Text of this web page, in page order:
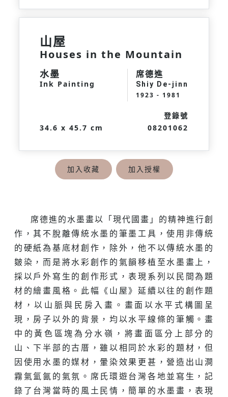
山屋
Houses in the Mountain
水墨
Ink Painting
席德進
Shiy De-jinn
1923 - 1981
34.6 x 45.7 cm
登錄號
08201062
加入收藏 加入授權
席德進的水墨畫以「現代國畫」的精神進行創
作，其不脫離傳統水墨的筆墨工具，使用非傳統
的硬紙為基底材創作，除外，他不以傳統水墨的
皴染，而是將水彩創作的氣韻移植至水墨畫上，
採以戶外寫生的創作形式，表現系列以民間為題
材的繪畫風格。此幅《山屋》延續以往的創作題
材，以山脈與民房入畫。畫面以水平式構圖呈
現，房子以外的背景，均以水平線條的筆觸。畫
中的黃色區塊為分水嶺，將畫面區分上部分的
山、下半部的古厝，雖以相同於水彩的題材，但
因使用水墨的媒材，暈染效果更甚，營造出山澗
霧氣氳氤的氣氛。席氏環遊台灣各地並寫生，記
錄了台灣當時的風土民情，簡單的水墨畫，表現